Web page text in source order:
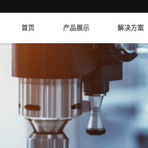
首页 产品展示 解决方案